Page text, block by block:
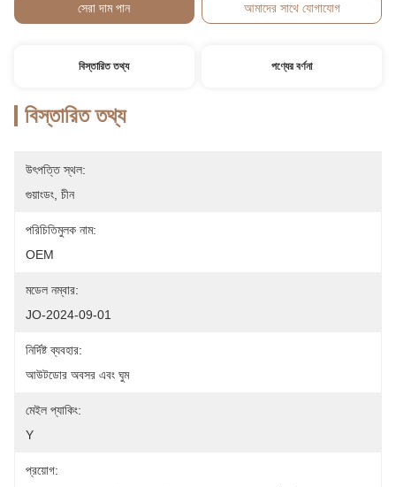
সেরা দাম পান আমাদের সাথে যোগাযোগ
বিস্তারিত তথ্য পণ্যের বর্ণনা
বিস্তারিত তথ্য
উৎপত্তি স্থল:
গুয়াংডং, চীন
পরিচিতিমুলক নাম:
OEM
মডেল নম্বার:
JO-2024-09-01
নির্দিষ্ট ব্যবহার:
আউটডোর অবসর এবং ঘুম
মেইল প্যাকিং:
Y
প্রয়োগ: